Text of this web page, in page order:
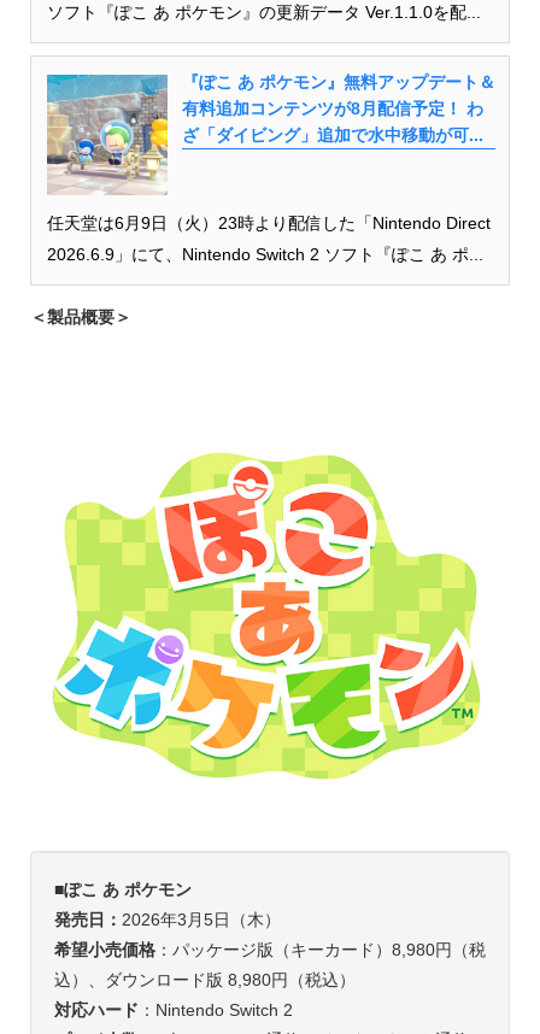
ソフト『ぽこ あ ポケモン』の更新データ Ver.1.1.0を配...
『ぽこ あ ポケモン』無料アップデート＆
有料追加コンテンツが8月配信予定！ わ
ざ「ダイビング」追加で水中移動が可...
任天堂は6月9日（火）23時より配信した「Nintendo Direct
2026.6.9」にて、Nintendo Switch 2 ソフト『ぽこ あ ポ...
＜製品概要＞
■ぽこ あ ポケモン
発売日： 2026年3月5日（木）
希望小売価格：パッケージ版（キーカード）8,980円（税
込）、ダウンロード版 8,980円（税込）
対応ハード ：Nintendo Switch 2